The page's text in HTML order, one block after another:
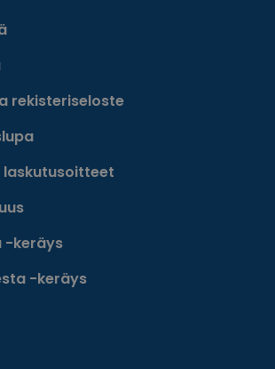
rekisteriseloste
-keräys
-keräys